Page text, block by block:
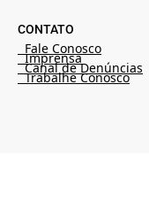
CONTATO
Fale Conosco
Imprensa
Canal de Denúncias
Trabalhe Conosco